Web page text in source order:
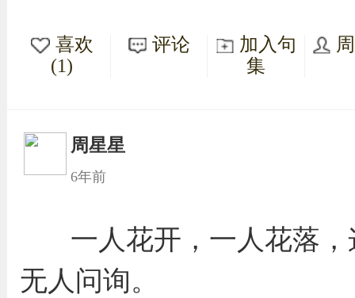
喜欢
(1)
评论
加入句
集
周星星
6年前
一人花开，一人花落
无人问询。